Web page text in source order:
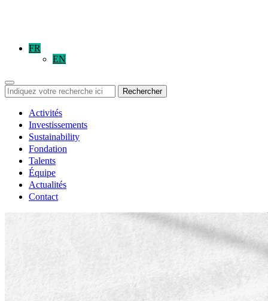
FR
EN
Rechercher
Activités
Investissements
Sustainability
Fondation
Talents
Équipe
Actualités
Contact